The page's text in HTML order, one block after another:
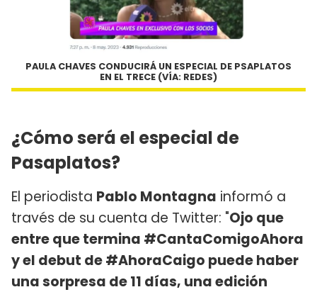
PAULA CHAVES CONDUCIRÁ UN ESPECIAL DE PSAPLATOS
EN EL TRECE (VÍA: REDES)
¿Cómo será el especial de
Pasaplatos?
El periodista Pablo Montagna informó a
través de su cuenta de Twitter: "Ojo que
entre que termina #CantaComigoAhora
y el debut de #AhoraCaigo puede haber
una sorpresa de 11 días, una edición